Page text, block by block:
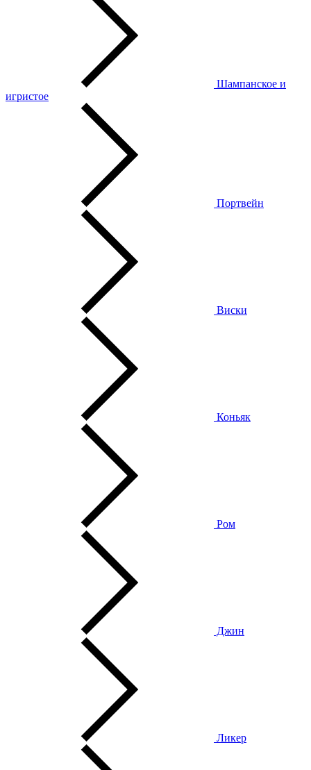
Шампанское и
игристое
Портвейн
Виски
Коньяк
Ром
Джин
Ликер